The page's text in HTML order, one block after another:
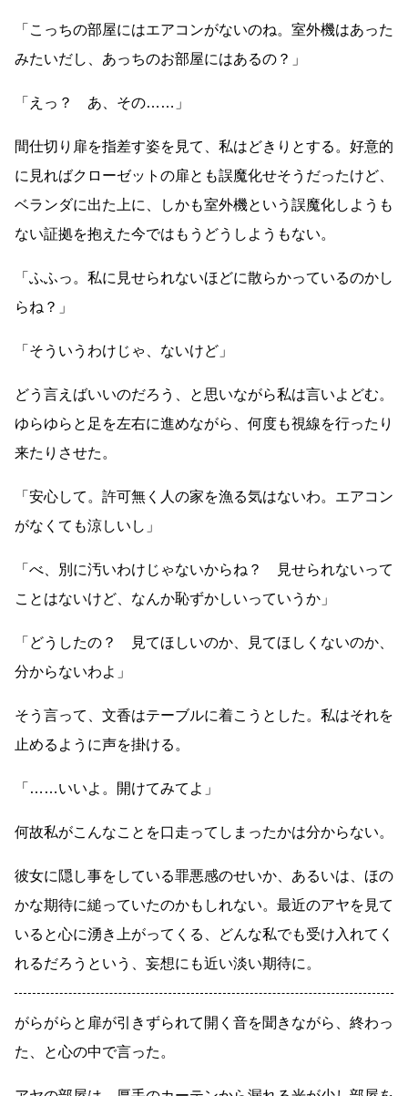
「こっちの部屋にはエアコンがないのね。室外機はあった
みたいだし、あっちのお部屋にはあるの？」
「えっ？ あ、その…… 」
間仕切り扉を指差す姿を見て、私はどきりとする。好意的
に見ればクローゼットの扉とも誤魔化せそうだったけど、
ベランダに出た上に、しかも室外機という誤魔化しようも
ない証拠を抱えた今ではもうどうしようもない。
「ふふっ。私に見せられないほどに散らかっているのかし
らね？」
「そういうわけじゃ、ないけど」
どう言えばいいのだろう、と思いながら私は言いよどむ。
ゆらゆらと足を左右に進めながら、何度も視線を行ったり
来たりさせた。
「安心して。許可無く人の家を漁る気はないわ。エアコン
がなくても涼しいし」
「べ、別に汚いわけじゃないからね？ 見せられないって
ことはないけど、なんか恥ずかしいっていうか」
「どうしたの？ 見てほしいのか、見てほしくないのか、
分からないわよ」
そう言って、文香はテーブルに着こうとした。私はそれを
止めるように声を掛ける。
「 ……いいよ。開けてみてよ」
何故私がこんなことを口走ってしまったかは分からない。
彼女に隠し事をしている罪悪感のせいか、あるいは、ほの
かな期待に縋っていたのかもしれない。最近のアヤを見て
いると心に湧き上がってくる、どんな私でも受け入れてく
れるだろうという、妄想にも近い淡い期待に。
がらがらと扉が引きずられて開く音を聞きながら、終わっ
た、と心の中で言った。